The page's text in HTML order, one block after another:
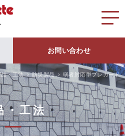
お問い合わせ
品・工法 防災製品 弱者対応型プレガード
・工法